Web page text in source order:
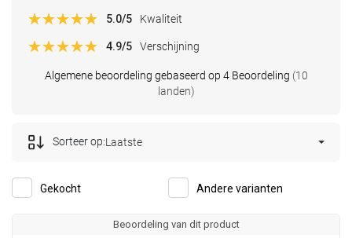
Algemene beoordeling gebaseerd op 4 Beoordeling (10
landen)
5.0/5 Kwaliteit
4.9/5 Verschijning
Gekocht Andere varianten
Sorteer op:Laatste
Beoordeling van dit product